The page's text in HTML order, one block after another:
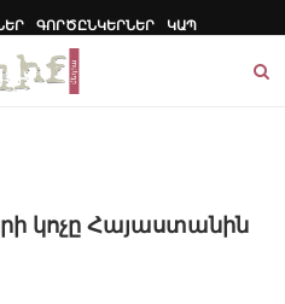
ԳՈՐԾԸՆԿԵՐՆԵՐ ԿԱՊ
կոչը Հայաստանին